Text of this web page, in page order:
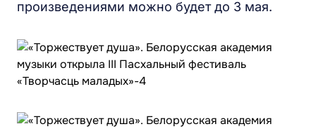
произведениями можно будет до 3 мая.